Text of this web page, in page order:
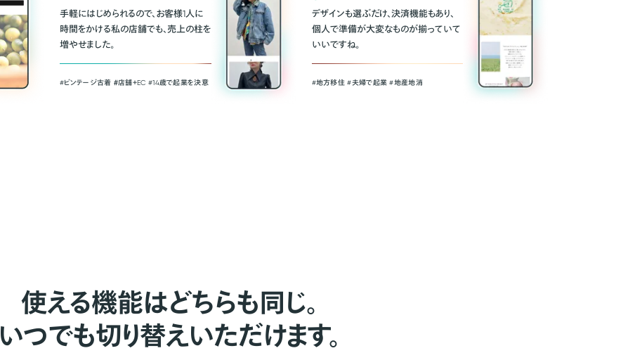
手軽にはじめられるので、お客様1人に
時間をかける私の店舗でも、売上の柱を
増やせました。
#ビンテージ古着 ＃店舗＋EC #14歳で起業を決意
デザインも選ぶだけ、決済機能もあり、
個人で準備が大変なものが揃っていて
いいですね。
#地方移住 #夫婦で起業 #地産地消
使える機能はどちらも同じ。
いつでも切り替えいただけます。